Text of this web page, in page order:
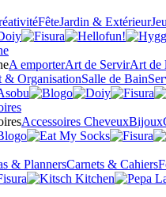
FêteJardin & Extérieur
A emporterArt de ServirArt de
& OrganisationSalle de Bain
Accessoires CheveuxBijoux
& PlannersCarnets & Cahiers